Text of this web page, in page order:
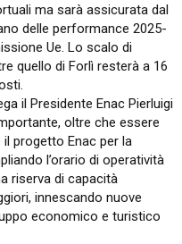
ma sarà assicurata dal
delle performance 2025-
Ue. Lo scalo di
quello di Forlì resterà a 16
il Presidente Enac Pierluigi
oltre che essere
progetto Enac per la
l’orario di operatività
riserva di capacità
innescando nuove
economico e turistico